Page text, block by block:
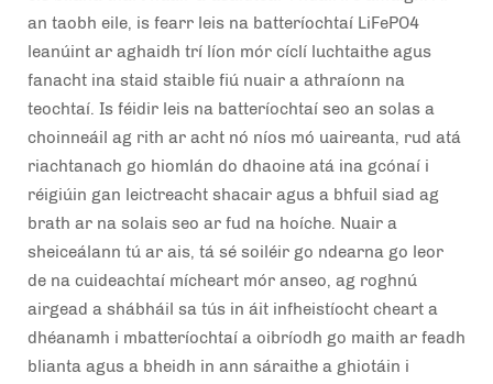
an taobh eile, is fearr leis na batteríochtaí LiFePO4
leanúint ar aghaidh trí líon mór cíclí luchtaithe agus
fanacht ina staid staible fiú nuair a athraíonn na
teochtaí. Is féidir leis na batteríochtaí seo an solas a
choinneáil ag rith ar acht nó níos mó uaireanta, rud atá
riachtanach go hiomlán do dhaoine atá ina gcónaí i
réigiúin gan leictreacht shacair agus a bhfuil siad ag
brath ar na solais seo ar fud na hoíche. Nuair a
sheiceálann tú ar ais, tá sé soiléir go ndearna go leor
de na cuideachtaí mícheart mór anseo, ag roghnú
airgead a shábháil sa tús in áit infheistíocht cheart a
dhéanamh i mbatteríochtaí a oibríodh go maith ar feadh
blianta agus a bheidh in ann sáraithe a ghiotáin i